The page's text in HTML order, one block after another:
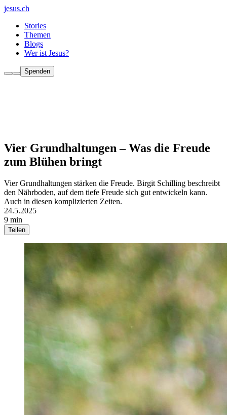
jesus.ch
Stories
Themen
Blogs
Wer ist Jesus?
Spenden
Vier Grundhaltungen – Was die Freude
zum Blühen bringt
Vier Grundhaltungen stärken die Freude. Birgit Schilling beschreibt
den Nährboden, auf dem tiefe Freude sich gut entwickeln kann.
Auch in diesen komplizierten Zeiten.
24.5.2025
9 min
Teilen